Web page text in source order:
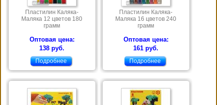
Пластилин Каляка-
Маляка 12 цветов 180
грамм
Оптовая цена:
138 руб.
Подробнее
Пластилин Каляка-
Маляка 16 цветов 240
грамм
Оптовая цена:
161 руб.
Подробнее